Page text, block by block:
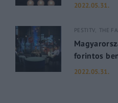
2022.05.31.
PESTITV THE
forintos
2022.05.31.